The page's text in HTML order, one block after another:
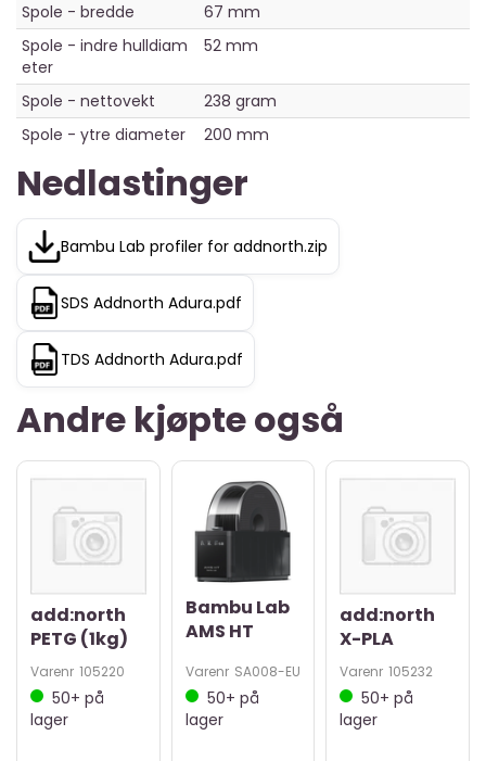
Spole - bredde
67 mm
Spole - indre hulldiam
eter
52 mm
Spole - nettovekt
238 gram
Spole - ytre diameter
200 mm
Nedlastinger
Bambu Lab profiler for addnorth.zip
SDS Addnorth Adura.pdf
TDS Addnorth Adura.pdf
Andre kjøpte også
add:north
PETG (1kg)
Varenr 105220
50+ på
lager
Bambu Lab
AMS HT
Varenr SA008-EU
50+ på
lager
add:north
X-PLA
Varenr 105232
50+ på
lager